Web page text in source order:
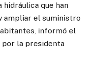
que han
ampliar el suministro
informó el
por la presidenta